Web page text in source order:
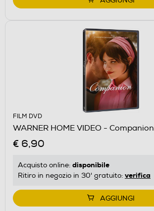
FILM DVD
WARNER HOME VIDEO - Companion
€ 6,90
Acquisto online: disponibile
Ritiro in negozio in 30' gratuito: verifica
AGGIUNGI